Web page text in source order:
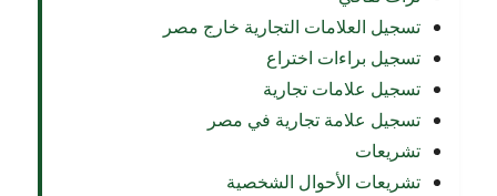
تسجيل العلامات التجارية خارج مصر
تسجيل براءات اختراع
تسجيل علامات تجارية
تسجيل علامة تجارية في مصر
تشريعات
تشريعات الأحوال الشخصية